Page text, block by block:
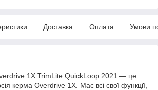
Доставка Оплата Умови
1X TrimLite QuickLoop 2021 — це
керма Overdrive 1X. Має всі свої функції,